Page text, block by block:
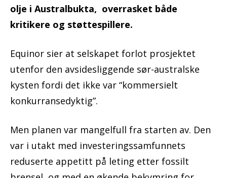
olje i Australbukta, overrasket både
kritikere og støttespillere.
Equinor sier at selskapet forlot prosjektet
utenfor den avsidesliggende sør-australske
kysten fordi det ikke var “kommersielt
konkurransedyktig”.
Men planen var mangelfull fra starten av. Den
var i utakt med investeringssamfunnets
reduserte appetitt på leting etter fossilt